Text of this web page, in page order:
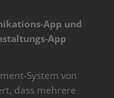
App und
App
System von
dass mehrere